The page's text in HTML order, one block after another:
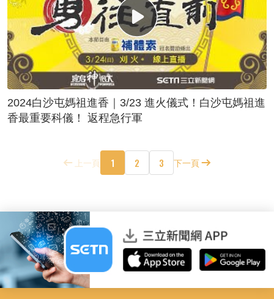
2024白沙屯媽祖進香｜3/23 進火儀式！白沙屯媽祖進
香最重要科儀！ 返程急行軍
上一頁 1 2 3 下一頁